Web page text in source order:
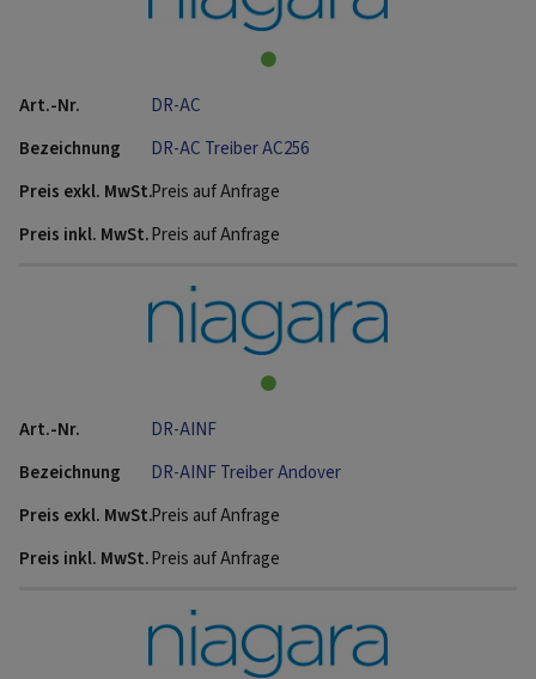
DR-AC
DR-AC Treiber AC256
Preis auf Anfrage
Preis auf Anfrage
DR-AINF
DR-AINF Treiber Andover
Preis auf Anfrage
Preis auf Anfrage